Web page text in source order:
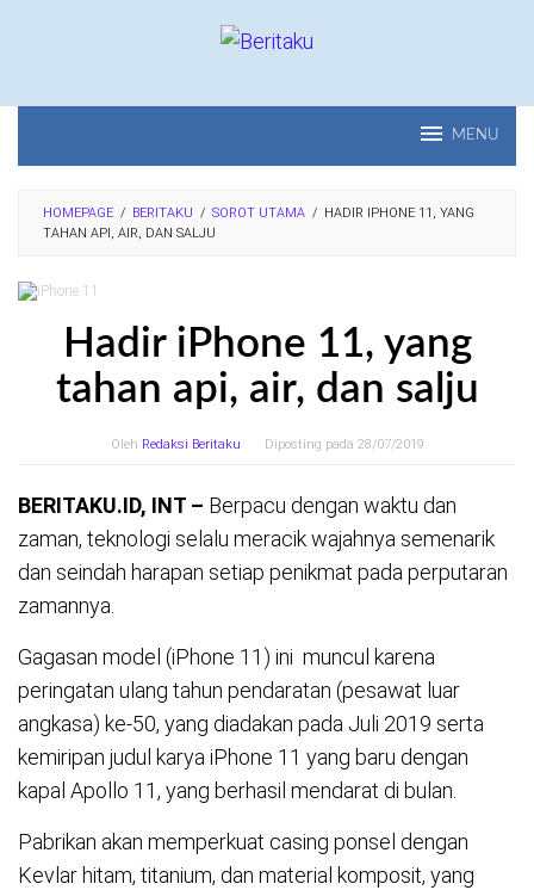
MENU
HOMEPAGE / BERITAKU / SOROT UTAMA /
HADIR IPHONE 11, YANG
TAHAN API, AIR, DAN SALJU
Hadir iPhone 11, yang
tahan api, air, dan salju
Oleh Redaksi Beritaku Diposting pada 28/07/2019
BERITAKU.ID, INT – Berpacu dengan waktu dan
zaman, teknologi selalu meracik wajahnya semenarik
dan seindah harapan setiap penikmat pada perputaran
zamannya.
Gagasan model (iPhone 11) ini muncul karena
peringatan ulang tahun pendaratan (pesawat luar
angkasa) ke-50, yang diadakan pada Juli 2019 serta
kemiripan judul karya iPhone 11 yang baru dengan
kapal Apollo 11, yang berhasil mendarat di bulan.
Pabrikan akan memperkuat casing ponsel dengan
Kevlar hitam, titanium, dan material komposit, yang